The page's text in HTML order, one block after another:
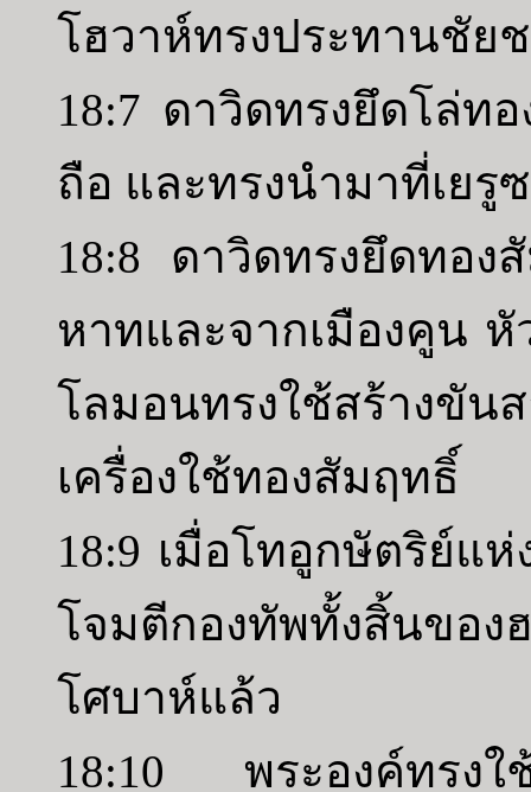
โฮวาห์ทรงประทานชัย
18:7 ดาวิดทรงยึดโล่ท
ถือ และทรงนำมาที่เยรู
18:8 ดาวิดทรงยึดทอง
หาทและจากเมืองคูน หั
โลมอนทรงใช้สร้างขัน
เครื่องใช้ทองสัมฤทธิ์
18:9 เมื่อโทอูกษัตริย์แ
โจมตีกองทัพทั้งสิ้นของ
โศบาห์แล้ว
18:10 พระองค์ทรงใ